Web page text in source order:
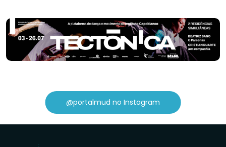
@portalmud no Instagram